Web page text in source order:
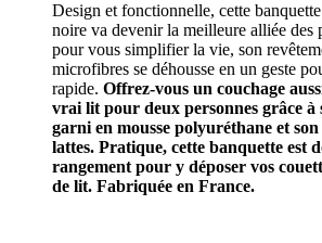
Design et fonctionnelle, cette
noire va devenir la meilleure alliée des
pour vous simplifier la vie, son
microfibres se déhousse en un geste
rapide. Offrez-vous un couchage
vrai lit pour deux personnes grâce à
garni en mousse polyuréthane et
lattes. Pratique, cette banquette est
rangement pour y déposer vos
de lit. Fabriquée en France.